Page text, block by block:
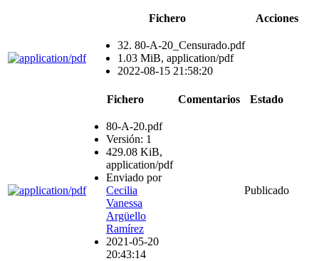
Fichero Acciones
32. 80-A-20_Censurado.pdf
1.03 MiB, application/pdf
2022-08-15 21:58:20
Fichero Comentarios Estado
80-A-20.pdf
Versión: 1
429.08 KiB,
application/pdf
Enviado por
Cecilia
Vanessa
Argüello
Ramírez
2021-05-20
20:43:14
Publicado